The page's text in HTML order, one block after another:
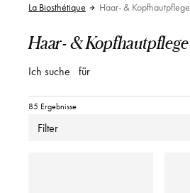
La Biosthétique Haar- & Kopfhautpflege
Haar- & Kopfhautpflege
Ich suche für
85 Ergebnisse
Filter